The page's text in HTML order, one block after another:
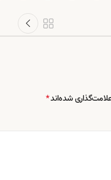
شده‌اند*